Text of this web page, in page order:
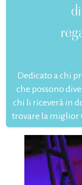
di
Dedicato a chi
che possono
chi li riceverà in
trovare la miglior